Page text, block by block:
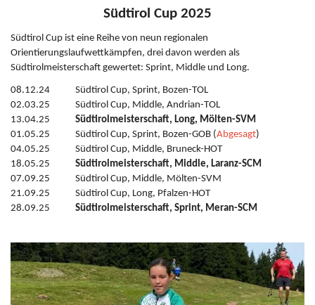
Südtirol Cup 2025
Südtirol Cup ist eine Reihe von neun regionalen
Orientierungslaufwettkämpfen, drei davon werden als
Südtirolmeisterschaft gewertet: Sprint, Middle und Long.
08.12.24 Südtirol Cup, Sprint, Bozen-TOL
02.03.25 Südtirol Cup, Middle, Andrian-TOL
13.04.25 Südtirolmeisterschaft, Long, Mölten-SVM
01.05.25 Südtirol Cup, Sprint, Bozen-GOB (Abgesagt)
04.05.25 Südtirol Cup, Middle, Bruneck-HOT
18.05.25 Südtirolmeisterschaft, Middle, Laranz-SCM
07.09.25 Südtirol Cup, Middle, Mölten-SVM
21.09.25 Südtirol Cup, Long, Pfalzen-HOT
28.09.25 Südtirolmeisterschaft, Sprint, Meran-SCM